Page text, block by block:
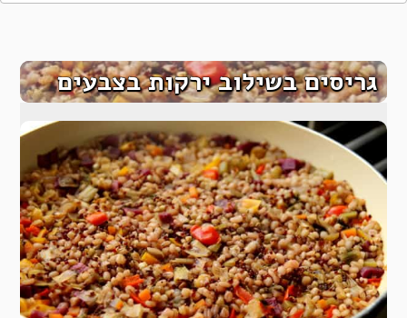
גריסים בשילוב ירקות בצבעים